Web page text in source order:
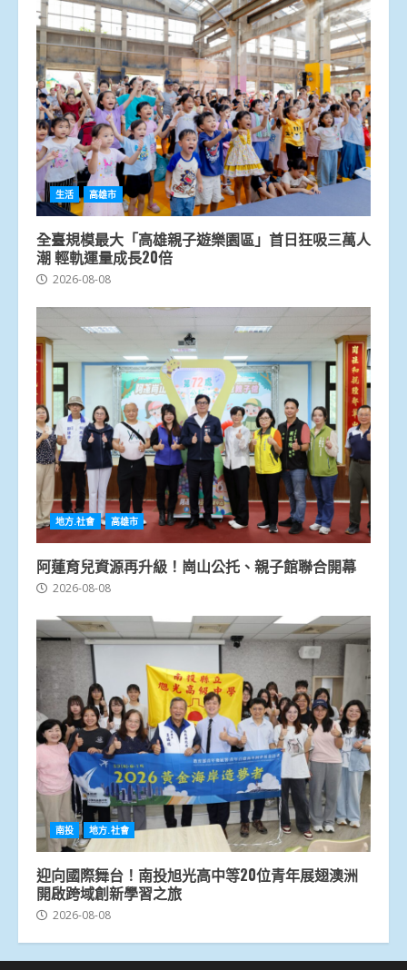
生活 高雄市
全臺規模最大「高雄親子遊樂園區」首日狂吸三萬人
潮 輕軌運量成長20倍
2026-08-08
地方.社會 高雄市
阿蓮育兒資源再升級！崗山公托、親子館聯合開幕
2026-08-08
南投 地方.社會
迎向國際舞台！南投旭光高中等20位青年展翅澳洲
開啟跨域創新學習之旅
2026-08-08